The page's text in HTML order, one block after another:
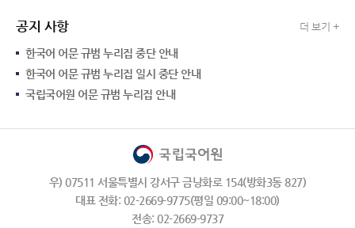
공지 사항 더 보기 +
한국어 어문 규범 누리집 중단 안내
한국어 어문 규범 누리집 일시 중단 안내
국립국어원 어문 규범 누리집 안내
우) 07511 서울특별시 강서구 금낭화로 154(방화3동 827)
대표 전화: 02-2669-9775(평일 09:00~18:00)
전송: 02-2669-9737